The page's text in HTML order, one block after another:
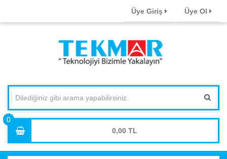
Üye Giriş Üye Ol
0,00